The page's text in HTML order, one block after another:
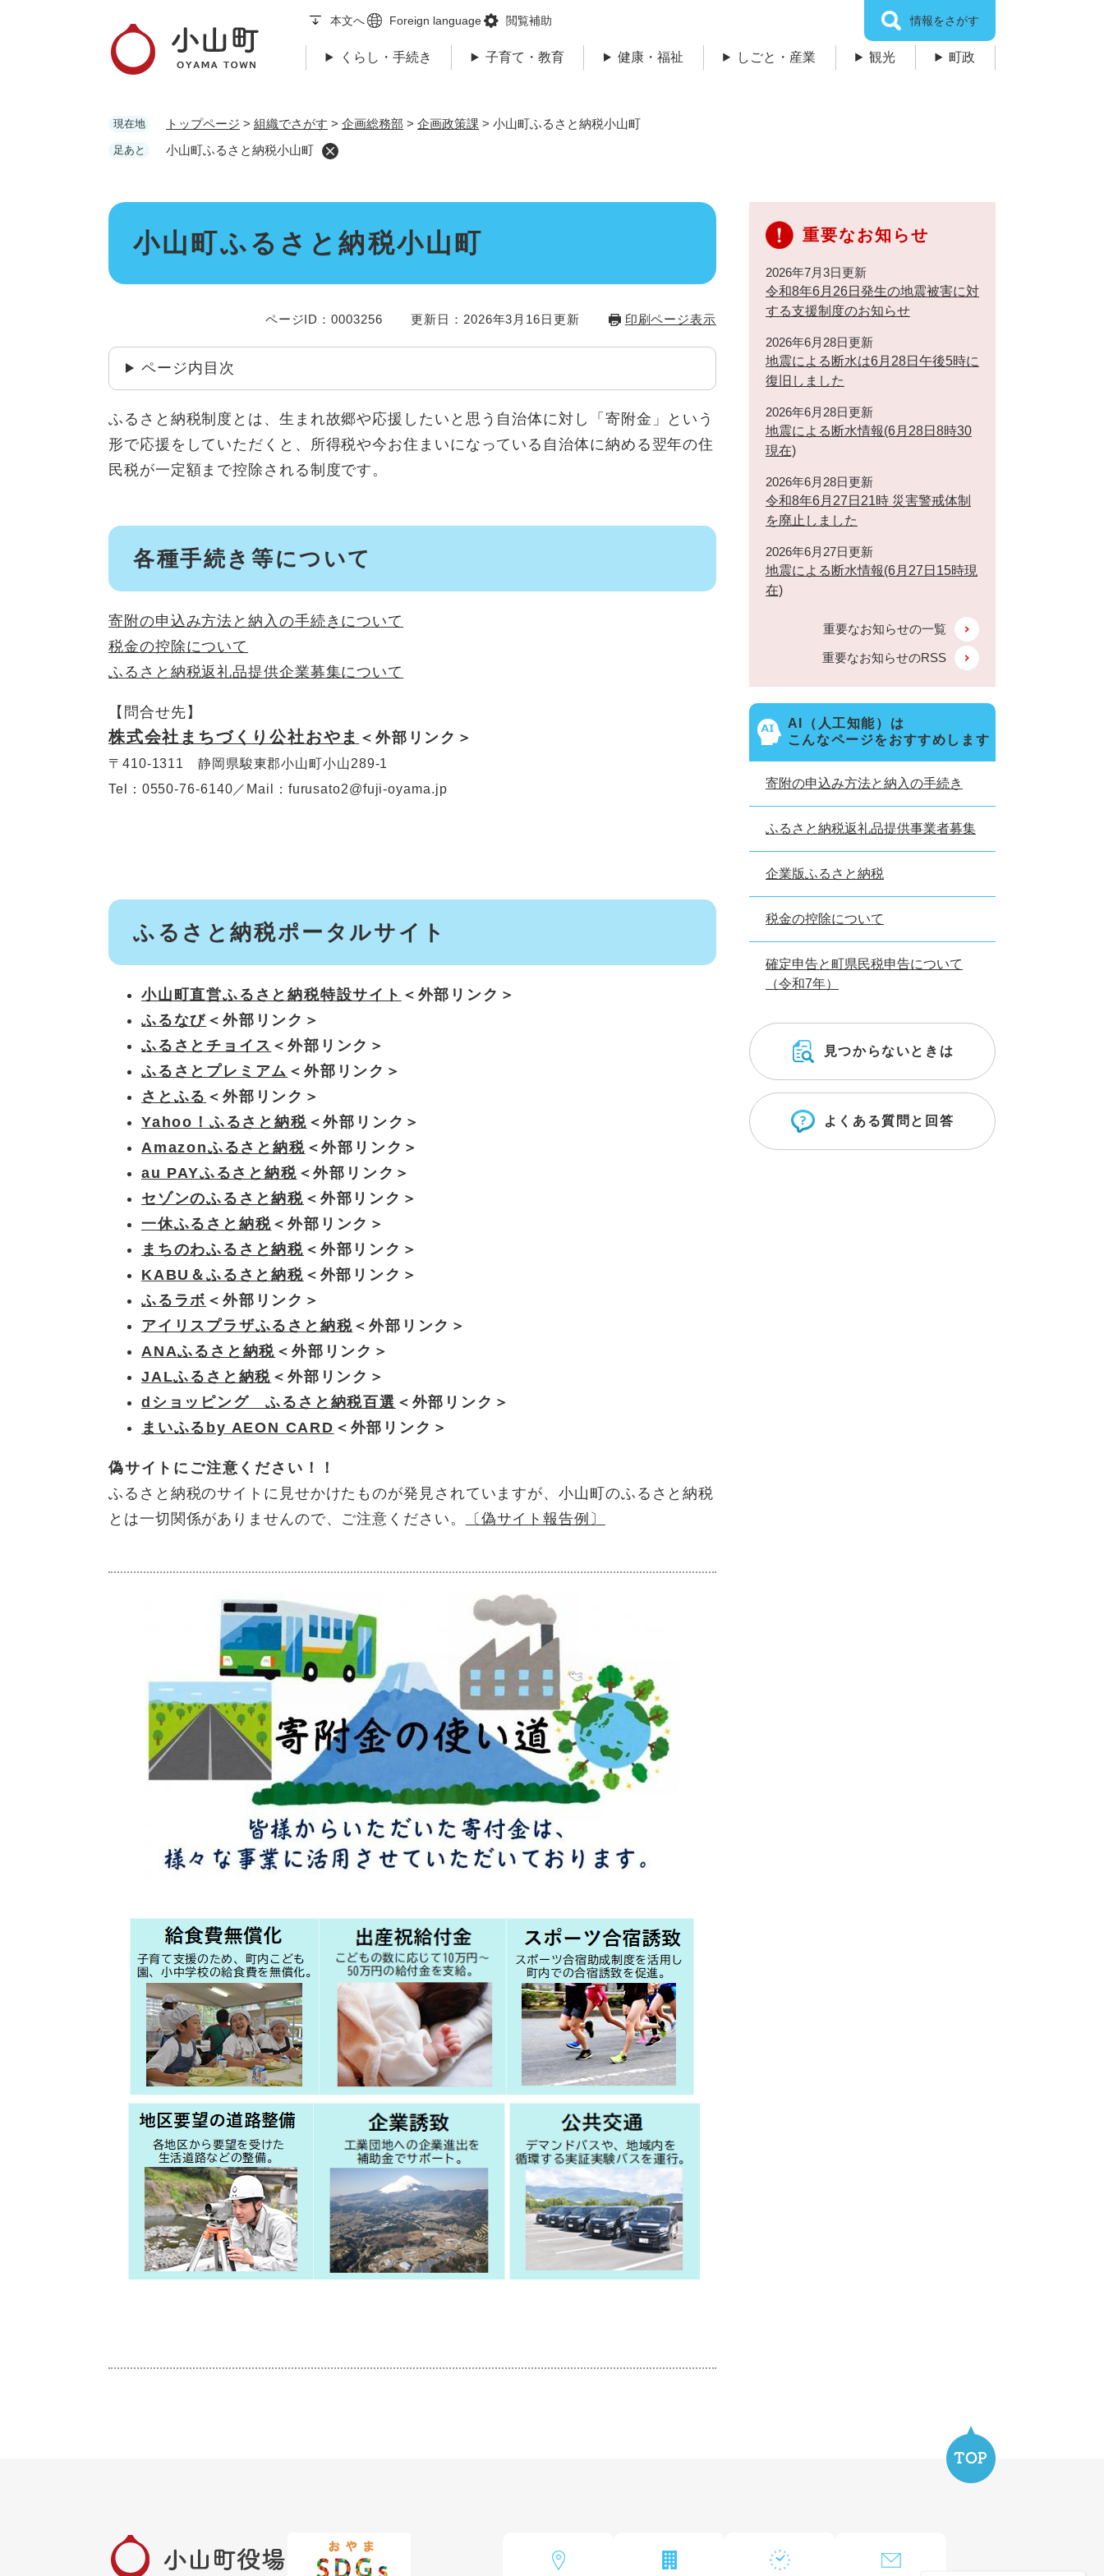
メニューを飛ばして本文へ
本文へ Foreign language 閲覧補助 情報をさがす
くらし・手続き 子育て・教育 健康・福祉 しごと・産業 観光 町政
現在地 トップページ > 組織でさがす > 企画総務部 > 企画政策課 > 小山町ふるさと納税小山町
足あと 小山町ふるさと納税小山町
本
小山町ふるさと納税小山町
ページID：0003256 更新日：2026年3月16日更新 印刷ページ表示
ページ内目次
ふるさと納税制度とは、生まれ故郷や応援したいと思う自治体に対し「寄附金」という
形で応援をしていただくと、所得税や今お住まいになっている自治体に納める翌年の住
民税が一定額まで控除される制度です。
​​各種手続き等について
寄附の申込み方法と納入の手続きについて
税金の控除について
ふるさと納税返礼品提供企業募集について
【問合せ先】
株式会社まちづくり公社おやま ＜外部リンク＞
〒410-1311 静岡県駿東郡小山町小山289-1
Tel：0550-76-6140／Mail：furusato2@fuji-oyama.jp
ふるさと納税ポータルサイト
小山町直営ふるさと納税特設サイト ＜外部リンク＞
ふるなび ＜外部リンク＞
ふるさとチョイス ＜外部リンク＞
ふるさとプレミアム ＜外部リンク＞
さとふる ＜外部リンク＞
Yahoo！ふるさと納税 ＜外部リンク＞
Amazonふるさと納税 ＜外部リンク＞
au PAYふるさと納税 ＜外部リンク＞
セゾンのふるさと納税 ＜外部リンク＞
一休ふるさと納税 ＜外部リンク＞
まちのわふるさと納税 ＜外部リンク＞
KABU＆ふるさと納税 ＜外部リンク＞
ふるラボ ＜外部リンク＞
アイリスプラザふるさと納税 ＜外部リンク＞
ANAふるさと納税 ＜外部リンク＞
JALふるさと納税 ＜外部リンク＞
dショッピング ふるさと納税百選 ＜外部リンク＞
まいふるby AEON CARD ＜外部リンク＞
偽サイトにご注意ください！！
ふるさと納税のサイトに見せかけたものが発見されていますが、小山町のふるさと納税
とは一切関係がありませんので、ご注意ください。
〔偽サイト報告例〕
重要なお知らせ
2026年7月3日更新
令和8年6月26日発生の地震被害に対
する支援制度のお知らせ
2026年6月28日更新
地震による断水は6月28日午後5時に
復旧しました
2026年6月28日更新
地震による断水情報(6月28日8時30
現在)
2026年6月28日更新
令和8年6月27日21時 災害警戒体制
を廃止しました
2026年6月27日更新
地震による断水情報(6月27日15時現
在)
重要なお知らせの一覧
重要なお知らせのRSS
AI（人工知能）は
こんなページをおすすめします
寄附の申込み方法と納入の手続き
ふるさと納税返礼品提供事業者募集
企業版ふるさと納税
税金の控除について
確定申告と町県民税申告について
（令和7年）
見つからないときは
よくある質問と回答